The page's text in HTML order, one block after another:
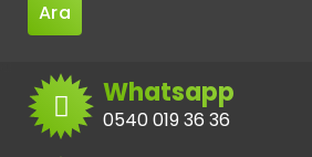
Whatsapp
0540 019 36 36